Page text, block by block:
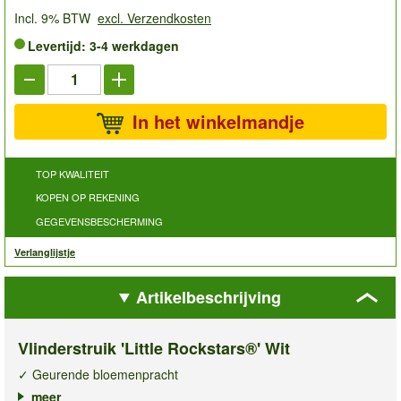
Incl. 9% BTW excl. Verzendkosten
Levertijd: 3-4 werkdagen
In het winkelmandje
TOP KWALITEIT
KOPEN OP REKENING
GEGEVENSBESCHERMING
Verlanglijstje
Artikelbeschrijving
Vlinderstruik 'Little Rockstars®' Wit
✓ Geurende bloemenpracht
✓ Compact & bossig
meer